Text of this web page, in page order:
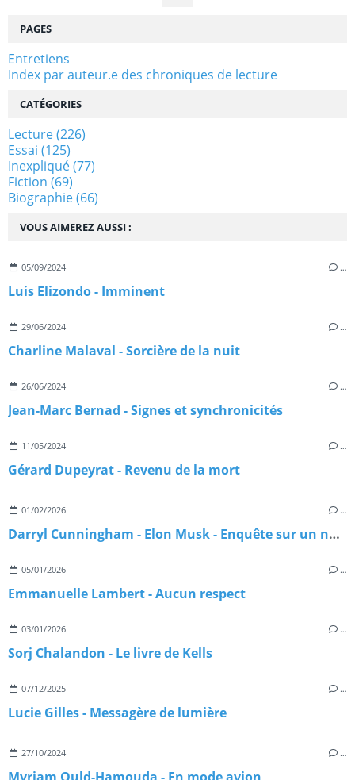
VOUS AIMEREZ AUSSI :
05/09/2024 …
Luis Elizondo - Imminent
29/06/2024 …
Charline Malaval - Sorcière de la nuit
26/06/2024 …
Jean-Marc Bernad - Signes et synchronicités
11/05/2024 …
Gérard Dupeyrat - Revenu de la mort
01/02/2026 …
Darryl Cunningham - Elon Musk - Enquête sur un nouveau maître du monde
05/01/2026 …
Emmanuelle Lambert - Aucun respect
03/01/2026 …
Sorj Chalandon - Le livre de Kells
07/12/2025 …
Lucie Gilles - Messagère de lumière
27/10/2024 …
Myriam Ould-Hamouda - En mode avion
PAGES
Entretiens
Index par auteur.e des chroniques de lecture
CATÉGORIES
Lecture(226)
Essai (125)
Inexpliqué(77)
Fiction (69)
Biographie(66)